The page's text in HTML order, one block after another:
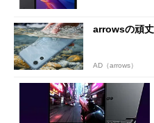
arrowsの頑
AD（arrows）